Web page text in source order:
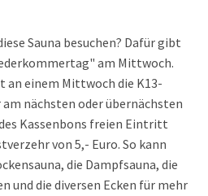
Sauna besuchen? Dafür gibt
am Mittwoch.
an einem Mittwoch die K13-
nächsten oder übernächsten
Kassenbons freien Eintritt
von 5,- Euro. So kann
die Dampfsauna, die
und die diversen Ecken für mehr